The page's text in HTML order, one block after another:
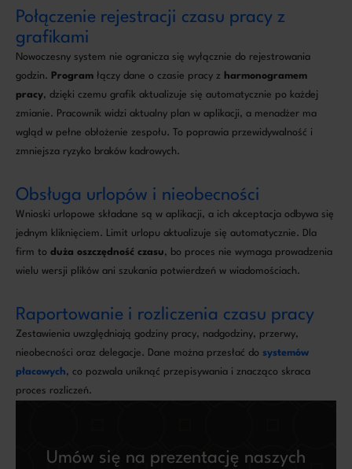
Połączenie rejestracji czasu pracy z
grafikami
Nowoczesny system nie ogranicza się wyłącznie do rejestrowania
godzin.
Program łączy dane o czasie pracy z
harmonogramem
pracy, dzięki czemu grafik aktualizuje się automatycznie po każdej
zmianie. Pracownik widzi aktualny plan w aplikacji, a menadżer ma
wgląd w pełne obłożenie zespołu. To poprawia przewidywalność i
zmniejsza ryzyko braków kadrowych.
Obsługa urlopów i nieobecności
Wnioski urlopowe składane są w aplikacji, a ich akceptacja odbywa się
jednym kliknięciem. Limit urlopu aktualizuje się automatycznie. Dla
firm to duża oszczędność czasu, bo proces nie wymaga prowadzenia
wielu wersji plików ani szukania potwierdzeń w wiadomościach.
Raportowanie i rozliczenia czasu pracy
Zestawienia uwzględniają godziny pracy, nadgodziny, przerwy,
nieobecności oraz delegacje. Dane można przesłać do systemów
płacowych, co pozwala uniknąć przepisywania i znacząco skraca
proces rozliczeń.
Umów się na prezentację naszych